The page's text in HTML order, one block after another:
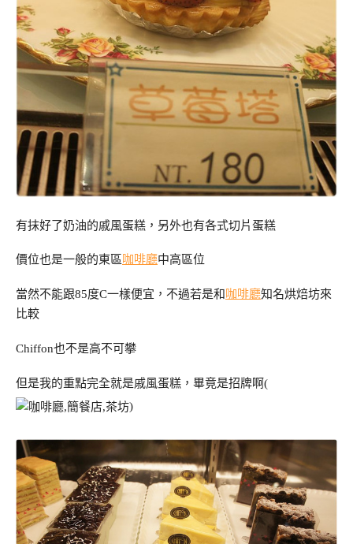
有抹好了奶油的戚風蛋糕，另外也有各式切片蛋糕
價位也是一般的東區咖啡廳中高區位
當然不能跟85度C一樣便宜，不過若是和 咖啡廳知名烘焙坊來
比較
Chiffon也不是高不可攀
但是我的重點完全就是戚風蛋糕，畢竟是招牌啊(
)